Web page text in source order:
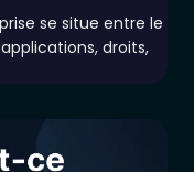
se situe entre le
droits,